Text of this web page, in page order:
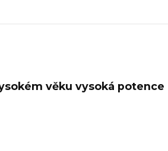
věku vysoká potence